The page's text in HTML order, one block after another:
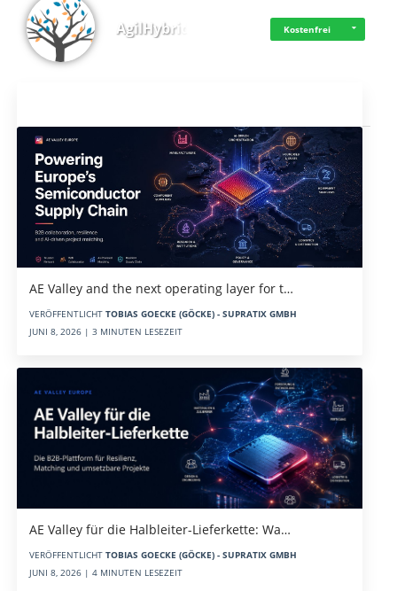
AgilHybrid Kostenfrei
AE Valley and the next operating layer for t…
VERÖFFENTLICHT TOBIAS GOECKE (GÖCKE) - SUPRATIX GMBH
JUNI 8, 2026 | 3 MINUTEN LESEZEIT
AE Valley für die Halbleiter-Lieferkette: Wa…
VERÖFFENTLICHT TOBIAS GOECKE (GÖCKE) - SUPRATIX GMBH
JUNI 8, 2026 | 4 MINUTEN LESEZEIT